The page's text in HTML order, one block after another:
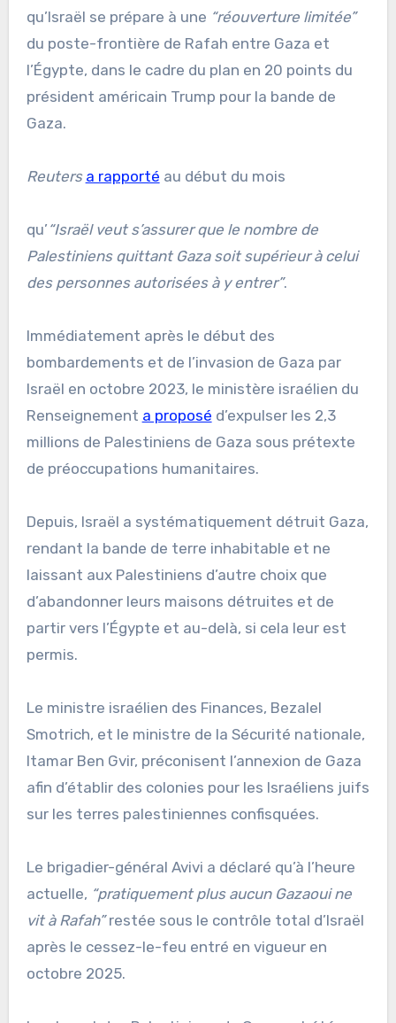
qu’Israël se prépare à une “réouverture limitée”
du poste-frontière de Rafah entre Gaza et
l’Égypte, dans le cadre du plan en 20 points du
président américain Trump pour la bande de
Gaza.
Reuters a rapporté au début du mois
qu’ “Israël veut s’assurer que le nombre de
Palestiniens quittant Gaza soit supérieur à celui
des personnes autorisées à y entrer”.
Immédiatement après le début des
bombardements et de l’invasion de Gaza par
Israël en octobre 2023, le ministère israélien du
Renseignement a proposé d’expulser les 2,3
millions de Palestiniens de Gaza sous prétexte
de préoccupations humanitaires.
Depuis, Israël a systématiquement détruit Gaza,
rendant la bande de terre inhabitable et ne
laissant aux Palestiniens d’autre choix que
d’abandonner leurs maisons détruites et de
partir vers l’Égypte et au-delà, si cela leur est
permis.
Le ministre israélien des Finances, Bezalel
Smotrich, et le ministre de la Sécurité nationale,
Itamar Ben Gvir, préconisent l’annexion de Gaza
afin d’établir des colonies pour les Israéliens juifs
sur les terres palestiniennes confisquées.
Le brigadier-général Avivi a déclaré qu’à l’heure
actuelle, “pratiquement plus aucun Gazaoui ne
vit à Rafah”restée sous le contrôle total d’Israël
après le cessez-le-feu entré en vigueur en
octobre 2025.